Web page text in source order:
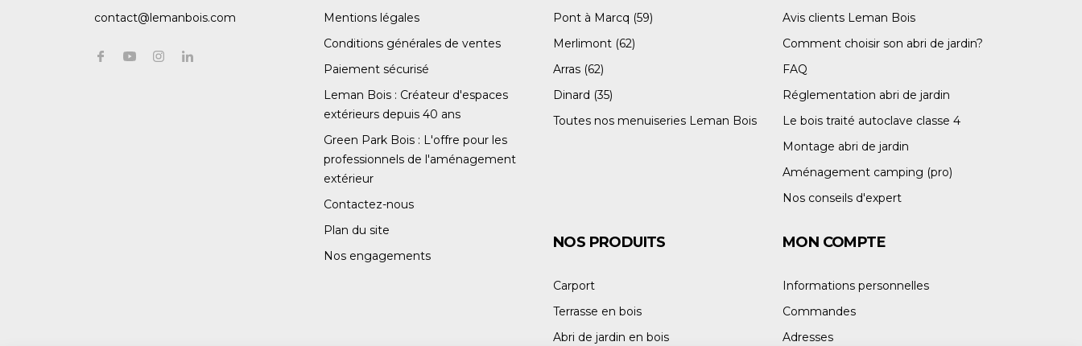
contact@lemanbois.com
Mentions légales
Conditions générales de ventes
Paiement sécurisé
Leman Bois : Créateur d'espaces
extérieurs depuis 40 ans
Green Park Bois : L'offre pour les
professionnels de l'aménagement
extérieur
Contactez-nous
Plan du site
Nos engagements
Pont à Marcq (59)
Merlimont (62)
Arras (62)
Dinard (35)
Toutes nos menuiseries Leman Bois
Avis clients Leman Bois
Comment choisir son abri de jardin?
FAQ
Réglementation abri de jardin
Le bois traité autoclave classe 4
Montage abri de jardin
Aménagement camping (pro)
Nos conseils d'expert
NOS PRODUITS
Carport
Terrasse en bois
Abri de jardin en bois
MON COMPTE
Informations personnelles
Commandes
Adresses